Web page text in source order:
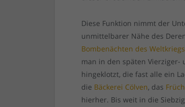
Diese Funktion nimmt der
unmittelbarer Nähe des
Bombenächten des Weltkriegs
man in den späten Vierziger-
hingeklotzt, die fast alle ein
die Bäckerei Cölven, das
hierher. Bis weit in die